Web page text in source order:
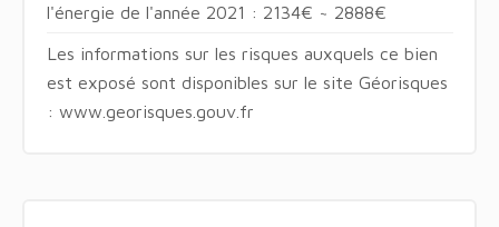
l'énergie de l'année 2021 : 2134€ ~ 2888€
Les informations sur les risques auxquels ce bien
est exposé sont disponibles sur le site Géorisques
: www.georisques.gouv.fr